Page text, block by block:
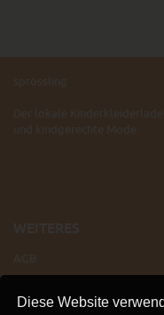
Diese Website
VERSAND